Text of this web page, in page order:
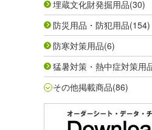
埋蔵文化財発掘用品(30)
防災用品・防犯用品(154)
防寒対策用品(6)
猛暑対策・熱中症対策用
その他掲載商品(86)